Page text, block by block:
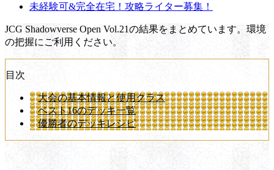
未経験可&完全在宅！攻略ライター募集！
JCG Shadowverse Open Vol.21の結果をまとめています。環境
の把握にご利用ください。
目次
大会の基本情報と使用クラス
ベスト16のデッキ一覧
優勝者のデッキレシピ